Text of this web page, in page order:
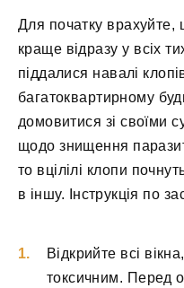
Для початку врахуйте,
краще відразу у всіх
піддалися навалі
багатоквартирному
домовитися зі своїми
щодо знищення
то вцілілі клопи
в іншу. Інструкція по
Відкрийте всі
токсичним. Перед